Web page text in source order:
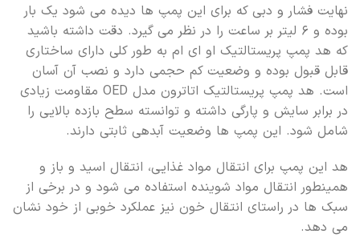
نهایت فشار و دبی که برای این پمپ ها دیده می شود یک بار
بوده و ۶ لیتر بر ساعت را در نظر می گیرد. دقت داشته باشید
که هد پمپ پریستالتیک او ای ام به طور کلی دارای ساختاری
قابل قبول بوده و وضعیت کم حجمی دارد و نصب آن آسان
است. هد پمپ پریستالتیک اتاترون مدل OED مقاومت زیادی
در برابر سایش و پارگی داشته و توانسته سطح بازده بالایی را
شامل شود. این پمپ ها وضعیت آبدهی ثابتی دارند.
هد این پمپ برای انتقال مواد غذایی، انتقال اسید و باز و
همینطور انتقال مواد شوینده استفاده می شود و در برخی از
سبک ها در راستای انتقال خون نیز عملکرد خوبی از خود نشان
می دهد.